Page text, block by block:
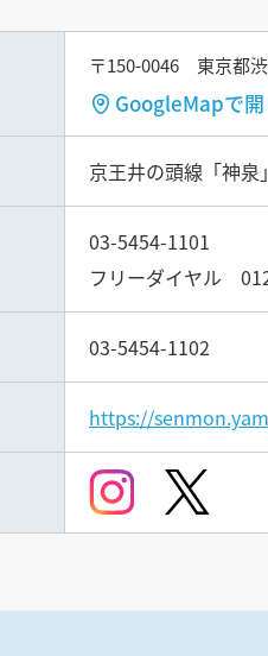
〒150-0046 東京都
GoogleMapで開
京王井の頭線「神
03-5454-1101
フリーダイヤル
03-5454-1102
https://